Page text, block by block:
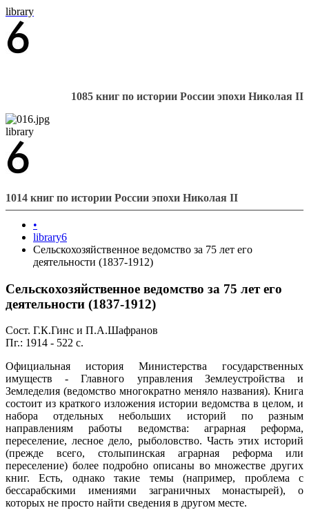
library
1085 книг по истории России эпохи Николая II
library
1014 книг по истории России эпохи Николая II
•
library6
Сельскохозяйственное ведомство за 75 лет его
деятельности (1837-1912)
Сельскохозяйственное ведомство за 75 лет его
деятельности (1837-1912)
Сост. Г.К.Гинс и П.А.Шафранов
Пг.: 1914 - 522 с.
Официальная история Министерства государственных
имуществ - Главного управления Землеустройства и
Земледелия (ведомство многократно меняло названия). Книга
состоит из краткого изложения истории ведомства в целом, и
набора отдельных небольших историй по разным
направлениям работы ведомства: аграрная реформа,
переселение, лесное дело, рыболовство. Часть этих историй
(прежде всего, столыпинская аграрная реформа или
переселение) более подробно описаны во множестве других
книг. Есть, однако такие темы (например, проблема с
бессарабскими имениями заграничных монастырей), о
которых не просто найти сведения в другом месте.